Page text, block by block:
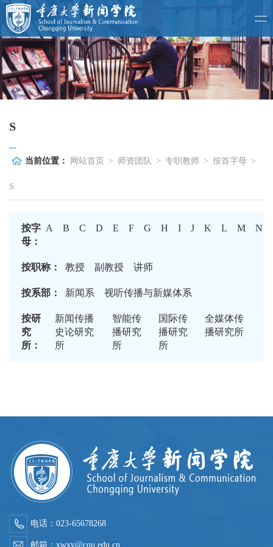
S
当前位置： 网站首页 > 师资团队 > 专职教师 > 按首字母 >
S
按字
母：
A B C D E F G H I J K L M N
按职称： 教授 副教授 讲师
按系部： 新闻系 视听传播与新媒体系
按研
究
所：
新闻传播
史论研究
所
智能传
播研究
所
国际传
播研究
所
全媒体传
播研究所
电话：023-65678268
邮箱：xwxy@cqu.edu.cn